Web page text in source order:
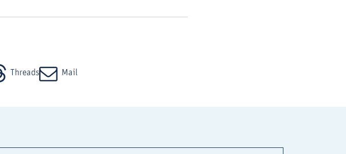
Threads Mail